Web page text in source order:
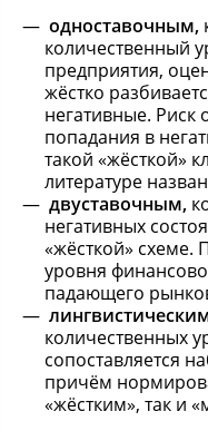
одноставочным,
количественный
предприятия,
жёстко
негативные. Риск
попадания в
такой «жёсткой»
литературе
двуставочным,
негативных
«жёсткой»
уровня
падающего
количественных
сопоставляется
причём
«жёстким», так и